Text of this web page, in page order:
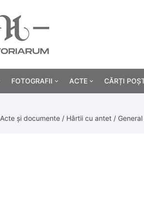
FOTOGRAFII ACTE CĂRȚI
Acte și documente / Hârtii cu antet /